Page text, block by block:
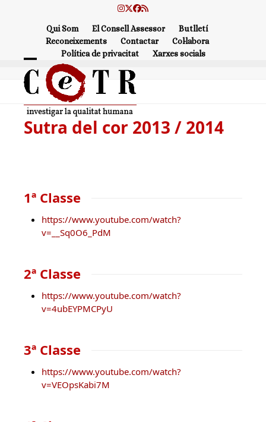
Instagram
Twitter
Facebook
RSS
Qui Som El Consell Assessor
Butlletí
Reconeixements
Contactar
Col·labora
Política de privacitat
Xarxes socials
Open
mobile
menu
Close
mobile
menu
Sutra del cor 2013 / 2014
1ª Classe
https://www.youtube.com/watch?
v=__Sq0O6_PdM
2ª Classe
https://www.youtube.com/watch?
v=4ubEYPMCPyU
3ª Classe
https://www.youtube.com/watch?
v=VEOpsKabi7M